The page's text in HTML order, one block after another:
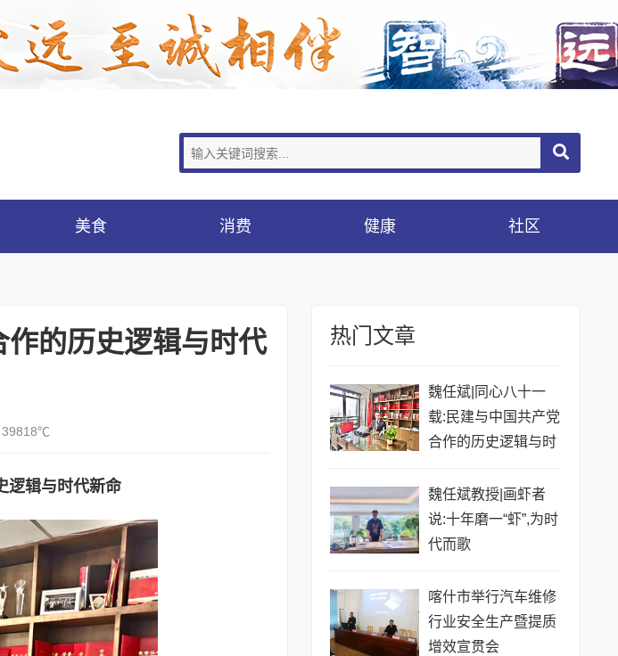
美食 消费 健康 社区
的历史逻辑与时代
逻辑与时代新命
热门文章
魏任斌|同心八十一
载:民建与中国共产党
合作的历史逻辑与时
魏任斌教授|画虾者
说:十年磨一“虾”,为时
代而歌
喀什市举行汽车维修
行业安全生产暨提质
增效宣贯会